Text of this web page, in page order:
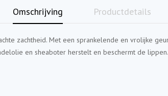
Omschrijving Productdetails
zachtheid. Met een sprankelende en vrolijke
en sheaboter herstelt en beschermt de